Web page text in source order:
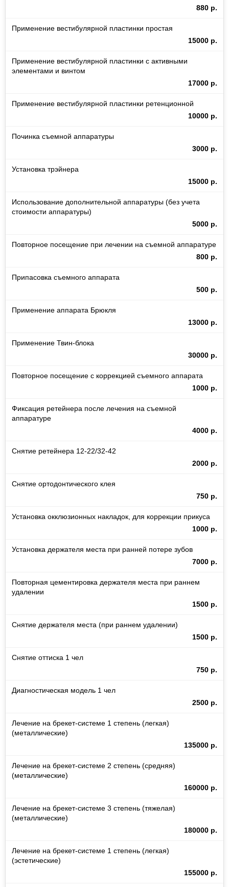
880 р.
Применение вестибулярной пластинки простая
15000 р.
Применение вестибулярной пластинки с активными
элементами и винтом
17000 р.
Применение вестибулярной пластинки ретенционной
10000 р.
Починка съемной аппаратуры
3000 р.
Установка трэйнера
15000 р.
Использование дополнительной аппаратуры (без учета
стоимости аппаратуры)
5000 р.
Повторное посещение при лечении на съемной аппаратуре
800 р.
Припасовка съемного аппарата
500 р.
Применение аппарата Брюкля
13000 р.
Применение Твин-блока
30000 р.
Повторное посещение с коррекцией съемного аппарата
1000 р.
Фиксация ретейнера после лечения на съемной
аппаратуре
4000 р.
Снятие ретейнера 12-22/32-42
2000 р.
Снятие ортодонтического клея
750 р.
Установка окклюзионных накладок, для коррекции прикуса
1000 р.
Установка держателя места при ранней потере зубов
7000 р.
Повторная цементировка держателя места при раннем
удалении
1500 р.
Снятие держателя места (при раннем удалении)
1500 р.
Снятие оттиска 1 чел
750 р.
Диагностическая модель 1 чел
2500 р.
Лечение на брекет-системе 1 степень (легкая)
(металлические)
135000 р.
Лечение на брекет-системе 2 степень (средняя)
(металлические)
160000 р.
Лечение на брекет-системе 3 степень (тяжелая)
(металлические)
180000 р.
Лечение на брекет-системе 1 степень (легкая)
(эстетические)
155000 р.